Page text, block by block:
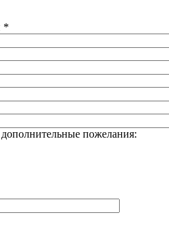
*
пожелания: